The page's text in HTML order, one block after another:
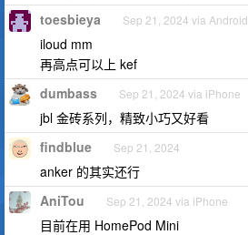
toesbieya Sep 21, 2024 via Android
iloud mm
再高点可以上 kef
dumbass Sep 21, 2024 via iPhone
jbl 金砖系列，精致小巧又好看
findblue Sep 21, 2024
anker 的其实还行
AniTou Sep 21, 2024 via iPhone
目前在用 HomePod Mini